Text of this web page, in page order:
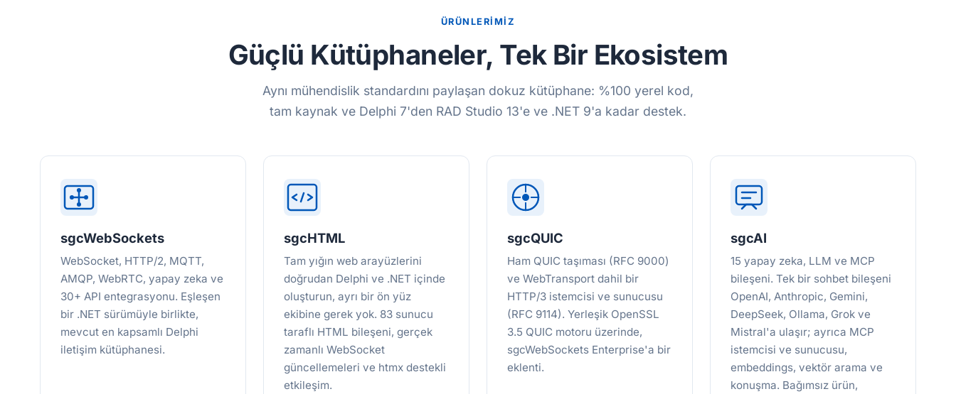
ÜRÜNLERİMİZ
Güçlü Kütüphaneler, Tek Bir Ekosistem
Aynı mühendislik standardını paylaşan dokuz kütüphane: %100 yerel kod,
tam kaynak ve Delphi 7'den RAD Studio 13'e ve .NET 9'a kadar destek.
sgcWebSockets
WebSocket, HTTP/2, MQTT,
AMQP, WebRTC, yapay zeka ve
30+ API entegrasyonu. Eşleşen
bir .NET sürümüyle birlikte,
mevcut en kapsamlı Delphi
iletişim kütüphanesi.
sgcHTML
Tam yığın web arayüzlerini
doğrudan Delphi ve .NET içinde
oluşturun, ayrı bir ön yüz
ekibine gerek yok. 83 sunucu
taraflı HTML bileşeni, gerçek
zamanlı WebSocket
güncellemeleri ve htmx destekli
etkileşim.
sgcQUIC
Ham QUIC taşıması (RFC 9000)
ve WebTransport dahil bir
HTTP/3 istemcisi ve sunucusu
(RFC 9114). Yerleşik OpenSSL
3.5 QUIC motoru üzerinde,
sgcWebSockets Enterprise'a bir
eklenti.
sgcAI
15 yapay zeka, LLM ve MCP
bileşeni. Tek bir sohbet bileşeni
OpenAI, Anthropic, Gemini,
DeepSeek, Ollama, Grok ve
Mistral'a ulaşır; ayrıca MCP
istemcisi ve sunucusu,
embeddings, vektör arama ve
konuşma. Bağımsız ürün,